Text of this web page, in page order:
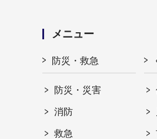
メニュー
防災・救急
防災・災害
消防
救急